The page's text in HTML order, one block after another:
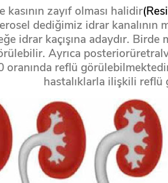
zayıf olması halidir
dediğimiz idrar
idrar kaçışına adaydır.
Ayrıca
reflü
hastalıklarla ilişkili reflü